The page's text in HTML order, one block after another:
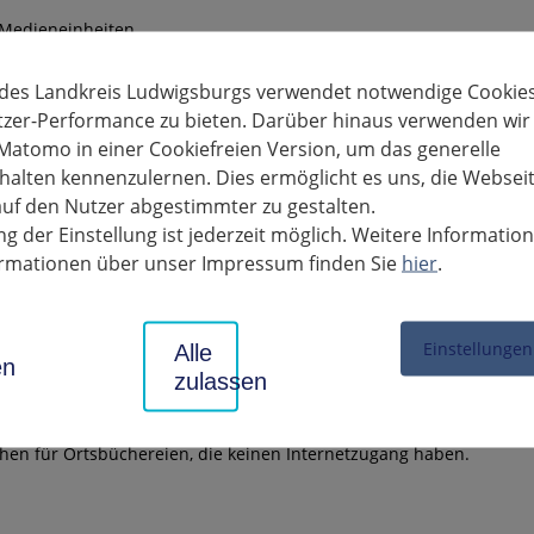
Sprachkurse, Kamishibais, Medientaschen und Makerboxen.
ist kostenfrei.
in Form von Bücherblöcken und Einzelausleihen.
spezieller Literatur aus der Stadtbibliothek Ludwigsburg und
im Beruflichen Schulzentrum in Ludwigsburg.
von nichtamtlich geleiteten Büchereien.
für Ortsbüchereien, die keinen Internetzugang haben.
Landkreis Ludwigsburgs verwendet notwendige
Performance zu bieten. Darüber hinaus verwenden wir
in einer Cookiefreien Version, um das generelle
kennenzulernen. Dies ermöglicht es uns, die
den Nutzer abgestimmter zu gestalten.
der Einstellung ist jederzeit möglich. Weitere
über unser Impressum finden Sie hier.
Alle
zulassen